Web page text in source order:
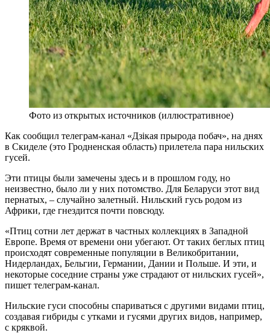
Фото из открытых источников (иллюстративное)
Как сообщил телеграм-канал «Дзiкая прырода побач», на днях
в Скиделе (это Гродненская область) прилетела пара нильских
гусей.
Эти птицы были замечены здесь и в прошлом году, но
неизвестно, было ли у них потомство. Для Беларуси этот вид
пернатых, – случайно залетный. Нильский гусь родом из
Африки, где гнездится почти повсюду.
«Птиц сотни лет держат в частных коллекциях в Западной
Европе. Время от времени они убегают. От таких беглых птиц
происходят современные популяции в Великобритании,
Нидерландах, Бельгии, Германии, Дании и Польше. И эти, и
некоторые соседние страны уже страдают от нильских гусей»,
пишет телеграм-канал.
Нильские гуси способны спариваться с другими видами птиц,
создавая гибриды с утками и гусями других видов, например,
с кряквой.